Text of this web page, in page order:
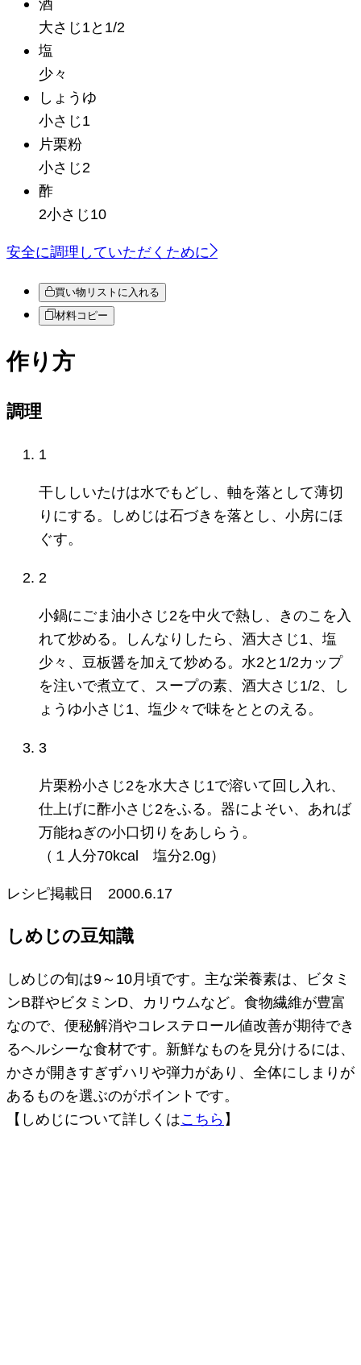
酒
大さじ1と1/2
塩
少々
しょうゆ
小さじ1
片栗粉
小さじ2
酢
2小さじ10
安全に調理していただくために
買い物リストに入れる
材料コピー
作り方
調理
1
干ししいたけは水でもどし、軸を落として薄切
りにする。しめじは石づきを落とし、小房にほ
ぐす。
2
小鍋にごま油小さじ2を中火で熱し、きのこを入
れて炒める。しんなりしたら、酒大さじ1、塩
少々、豆板醤を加えて炒める。水2と1/2カップ
を注いで煮立て、スープの素、酒大さじ1/2、し
ょうゆ小さじ1、塩少々で味をととのえる。
3
片栗粉小さじ2を水大さじ1で溶いて回し入れ、
仕上げに酢小さじ2をふる。器によそい、あれば
万能ねぎの小口切りをあしらう。
（１人分70kcal 塩分2.0g）
レシピ掲載日 2000.6.17
しめじの豆知識
しめじの旬は9～10月頃です。主な栄養素は、ビタミ
ンB群やビタミンD、カリウムなど。食物繊維が豊富
なので、便秘解消やコレステロール値改善が期待でき
るヘルシーな食材です。新鮮なものを見分けるには、
かさが開きすぎずハリや弾力があり、全体にしまりが
あるものを選ぶのがポイントです。
【しめじについて詳しくはこちら 】